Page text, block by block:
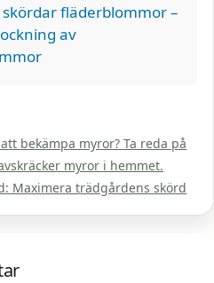
fläderblommor –
av
bekämpa myror? Ta reda på
myror i hemmet.
Maximera trädgårdens skörd